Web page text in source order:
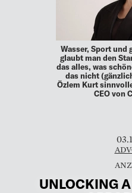
Wasser, Sport und
glaubt man den
das alles, was
das nicht
Özlem Kurt
CEO von
UNLOCKING